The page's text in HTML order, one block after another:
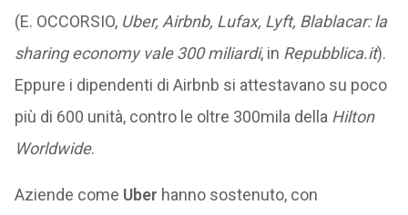
(E. OCCORSIO, Uber, Airbnb, Lufax, Lyft, Blablacar: la
sharing economy vale 300 miliardi, in Repubblica.it).
Eppure i dipendenti di Airbnb si attestavano su poco
più di 600 unità, contro le oltre 300mila della Hilton
Worldwide.
Aziende come Uber hanno sostenuto, con